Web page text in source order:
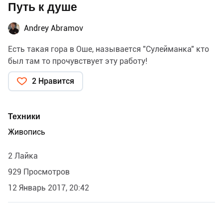
Путь к душе
Andrey Abramov
Есть такая гора в Оше, называется "Сулейманка" кто
был там то прочувствует эту работу!
2 Нравится
Техники
Живопись
2 Лайка
929 Просмотров
12 Январь 2017, 20:42